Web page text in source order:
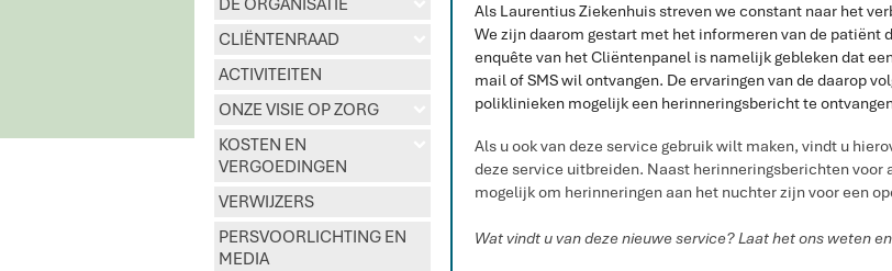
DE ORGANISATIE
CLIËNTENRAAD
ACTIVITEITEN
ONZE VISIE OP ZORG
KOSTEN EN
VERGOEDINGEN
VERWIJZERS
PERSVOORLICHTING EN
MEDIA
Als Laurentius Ziekenhuis streven we constant naar het
We zijn daarom gestart met het informeren van de patiënt
enquête van het Cliëntenpanel is namelijk gebleken dat
mail of SMS wil ontvangen. De ervaringen van de daarop
poliklinieken mogelijk een herinneringsbericht te
Als u ook van deze service gebruik wilt maken, vindt u
deze service uitbreiden. Naast herinneringsberichten
mogelijk om herinneringen aan het nuchter zijn voor een
Wat vindt u van deze nieuwe service? Laat het ons weten